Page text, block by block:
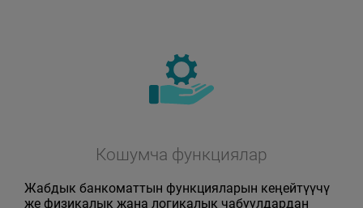
Кошумча функциялар
Жабдык банкоматтын функцияларын кеңейтүүчү
же физикалык жана логикалык чабуулдардан